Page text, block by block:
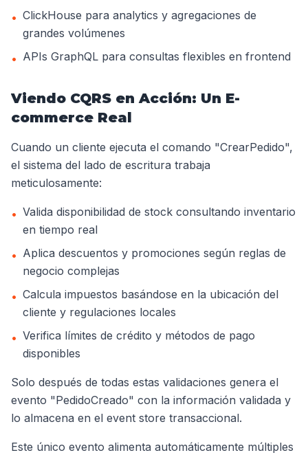
• ClickHouse para analytics y agregaciones de
grandes volúmenes
• APIs GraphQL para consultas flexibles en frontend
Viendo CQRS en Acción: Un E-
commerce Real
Cuando un cliente ejecuta el comando "CrearPedido",
el sistema del lado de escritura trabaja
meticulosamente:
• Valida disponibilidad de stock consultando inventario
en tiempo real
• Aplica descuentos y promociones según reglas de
negocio complejas
• Calcula impuestos basándose en la ubicación del
cliente y regulaciones locales
• Verifica límites de crédito y métodos de pago
disponibles
Solo después de todas estas validaciones genera el
evento "PedidoCreado" con la información validada y
lo almacena en el event store transaccional.
Este único evento alimenta automáticamente múltiples